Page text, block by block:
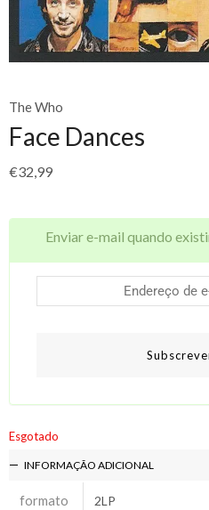
The Who
Face Dances
€32,99
Enviar e-mail quando
Esgotado
INFORMAÇÃO ADICIONAL
formato 2LP